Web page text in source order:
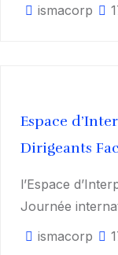
ismacorp
Espace
Dirigeants
l’Espace
Journée
ismacorp